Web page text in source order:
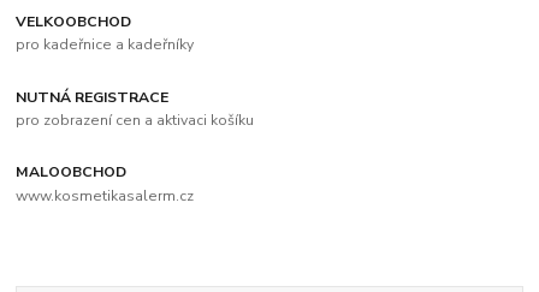
VELKOOBCHOD
pro kadeřnice a kadeřníky
NUTNÁ REGISTRACE
pro zobrazení cen a aktivaci košíku
MALOOBCHOD
www.kosmetikasalerm.cz